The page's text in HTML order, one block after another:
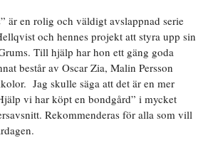
är en rolig och väldigt avslappnad serie
och hennes projekt att styra upp sin
Till hjälp har hon ett gäng goda
består av Oscar Zia, Malin Persson
Jag skulle säga att det är en mer
vi har köpt en bondgård” i mycket
Rekommenderas för alla som vill